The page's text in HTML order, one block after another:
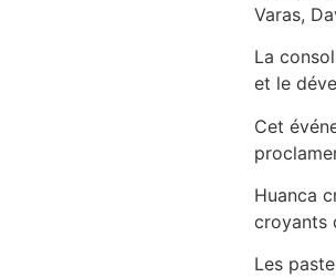
Varas,
La
et le
Cet
Huanca
croyants
Les